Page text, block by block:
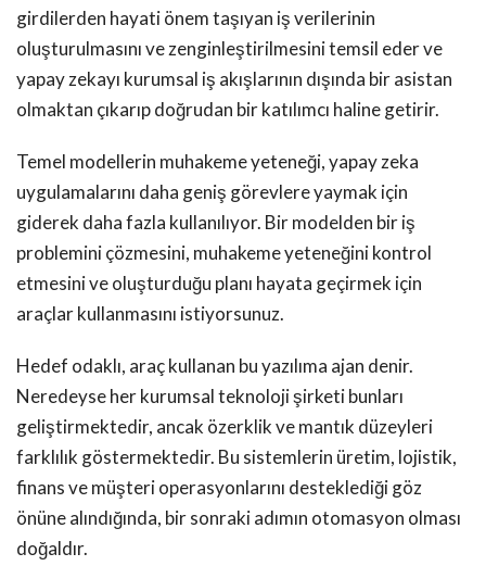
girdilerden hayati önem taşıyan iş verilerinin
oluşturulmasını ve zenginleştirilmesini temsil eder ve
yapay zekayı kurumsal iş akışlarının dışında bir asistan
olmaktan çıkarıp doğrudan bir katılımcı haline getirir.
Temel modellerin muhakeme yeteneği, yapay zeka
uygulamalarını daha geniş görevlere yaymak için
giderek daha fazla kullanılıyor. Bir modelden bir iş
problemini çözmesini, muhakeme yeteneğini kontrol
etmesini ve oluşturduğu planı hayata geçirmek için
araçlar kullanmasını istiyorsunuz.
Hedef odaklı, araç kullanan bu yazılıma ajan denir.
Neredeyse her kurumsal teknoloji şirketi bunları
geliştirmektedir, ancak özerklik ve mantık düzeyleri
farklılık göstermektedir. Bu sistemlerin üretim, lojistik,
finans ve müşteri operasyonlarını desteklediği göz
önüne alındığında, bir sonraki adımın otomasyon olması
doğaldır.